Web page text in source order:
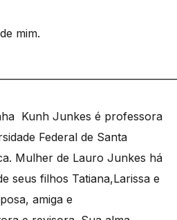
mim.
Kunh Junkes é professora
Federal de Santa
Mulher de Lauro Junkes há
seus filhos Tatiana,Larissa e
amiga e